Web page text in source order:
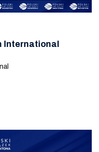
International